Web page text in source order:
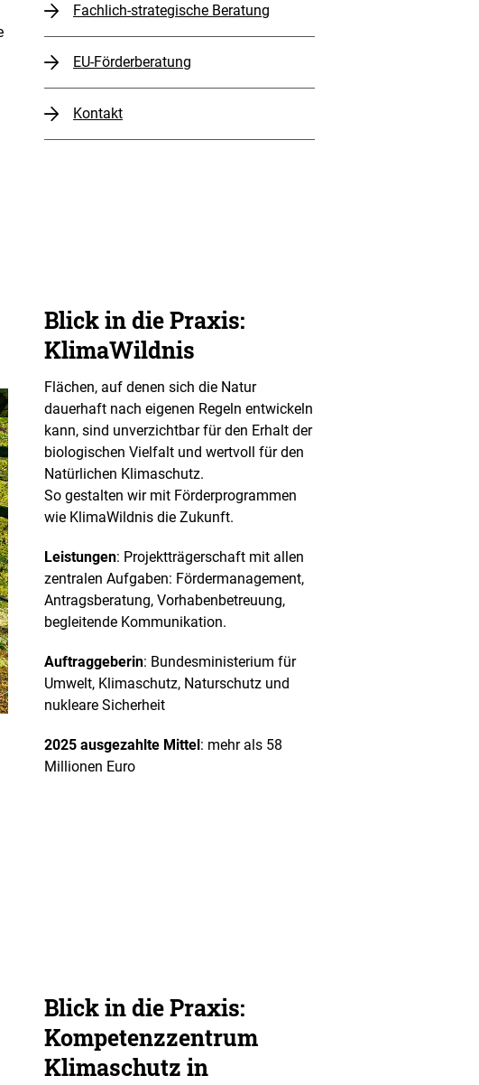
Fachlich-strategische Beratung
EU-Förderberatung
Kontakt
Blick in die Praxis:
KlimaWildnis
Flächen, auf denen sich die Natur
dauerhaft nach eigenen Regeln entwickeln
kann, sind unverzichtbar für den Erhalt der
biologischen Vielfalt und wertvoll für den
Natürlichen Klimaschutz.
So gestalten wir mit Förderprogrammen
wie KlimaWildnis die Zukunft.
Leistungen: Projektträgerschaft mit allen
zentralen Aufgaben: Fördermanagement,
Antragsberatung, Vorhabenbetreuung,
begleitende Kommunikation.
Auftraggeberin: Bundesministerium für
Umwelt, Klimaschutz, Naturschutz und
nukleare Sicherheit
2025 ausgezahlte Mittel: mehr als 58
Millionen Euro
Blick in die Praxis:
Kompetenzzentrum
Klimaschutz in